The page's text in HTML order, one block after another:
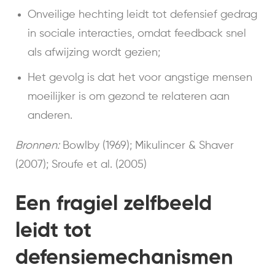
Onveilige hechting leidt tot defensief gedrag
in sociale interacties, omdat feedback snel
als afwijzing wordt gezien;
Het gevolg is dat het voor angstige mensen
moeilijker is om gezond te relateren aan
anderen.
Bronnen:Bowlby (1969); Mikulincer & Shaver
(2007); Sroufe et al. (2005)
Een fragiel zelfbeeld
leidt tot
defensiemechanismen